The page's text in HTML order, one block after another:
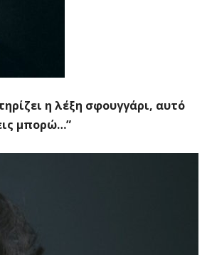
η λέξη σφουγγάρι, αυτό
μπορώ…”